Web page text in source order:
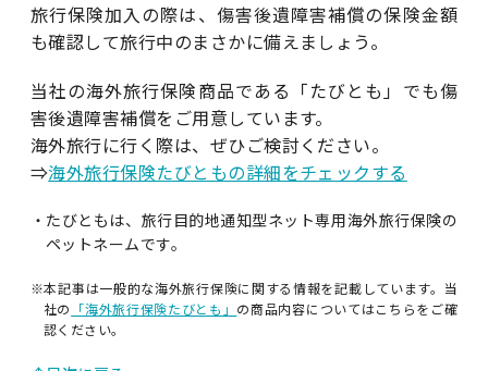
旅行保険加入の際は、傷害後遺障害補償の保険金額
も確認して旅行中のまさかに備えましょう。
当社の海外旅行保険商品である「たびとも」でも傷
害後遺障害補償をご用意しています。
海外旅行に行く際は、ぜひご検討ください。
⇒海外旅行保険たびともの詳細をチェックする
・たびともは、旅行目的地通知型ネット専用海外旅行保険の
ペットネームです。
※本記事は一般的な海外旅行保険に関する情報を記載しています。当
社の 「海外旅行保険たびとも」 の商品内容についてはこちらをご確
認ください。